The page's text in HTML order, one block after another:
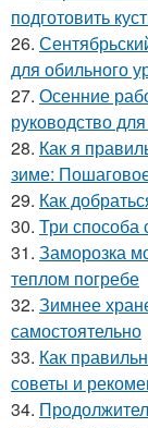
подготовить
26.
для обильного
27. Осенние
руководство
28. Как я
зиме:
29. Как
30. Три способа
31. Заморозка
теплом погребе
32. Зимнее
самостоятельно
33. Как
советы и
34.